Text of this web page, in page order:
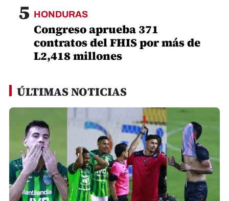
Deportes
La polémica que reclamó Marathón vs
Independiente, primera expulsión y
chicas